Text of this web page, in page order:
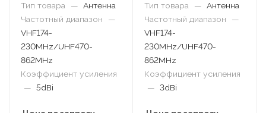
Тип товара — Антенна
Частотный диапазон
—
VHF174-
230MHz/UHF470-
862MHz
Коэффициент усиления
— 5dBi
Тип товара — Антенна
Частотный диапазон
—
VHF174-
230MHz/UHF470-
862MHz
Коэффициент усиления
— 3dBi